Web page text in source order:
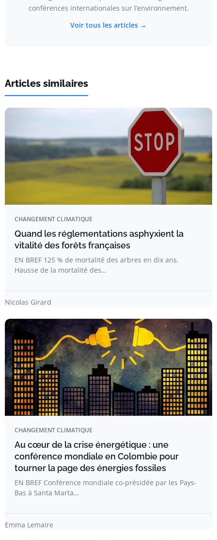
conférences internationales sur l’environnement.
Voir tous les articles →
Articles similaires
CHANGEMENT CLIMATIQUE
Quand les réglementations asphyxient la
vitalité des forêts françaises
EN BREF 125 % de mortalité des arbres en dix ans.
Hausse de la mortalité des…
Nicolas Girard
CHANGEMENT CLIMATIQUE
Au cœur de la crise énergétique : une
conférence mondiale en Colombie pour
tourner la page des énergies fossiles
EN BREF Conférence mondiale co-présidée par les Pays-
Bas à Santa Marta…
Emma Lemaire